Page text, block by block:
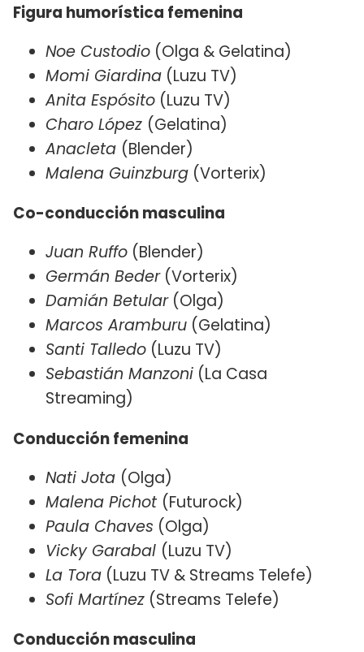
Figura humorística femenina
Noe Custodio (Olga & Gelatina)
Momi Giardina (Luzu TV)
Anita Espósito (Luzu TV)
Charo López (Gelatina)
Anacleta (Blender)
Malena Guinzburg (Vorterix)
Co-conducción masculina
Juan Ruffo (Blender)
Germán Beder(Vorterix)
Damián Betular(Olga)
Marcos Aramburu (Gelatina)
Santi Talledo (Luzu TV)
Sebastián Manzoni (La Casa
Streaming)
Conducción femenina
Nati Jota (Olga)
Malena Pichot (Futurock)
Paula Chaves (Olga)
Vicky Garabal (Luzu TV)
La Tora (Luzu TV & Streams Telefe)
Sofi Martínez (Streams Telefe)
Conducción masculina